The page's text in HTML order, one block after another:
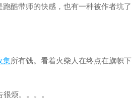
酷带师的快感，也有一种被作者坑了
集所有钱。看着火柴人在终点在旗帜下
烦。。。。